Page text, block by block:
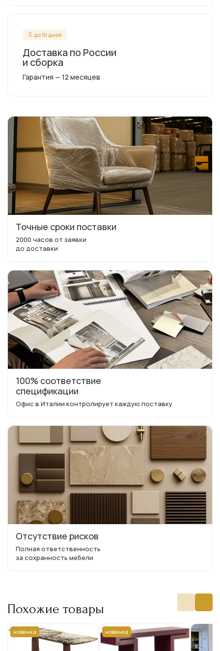
до 10 дней
Доставка по России
и сборка
Гарантия — 12 месяцев
Точные сроки поставки
2000 часов от заявки
до доставки
100% соответствие
спецификации
Офис в Италии контролирует каждую поставку
Отсутствие рисков
Полная ответственность
за сохранность мебели
Похожие товары
новинка новинка